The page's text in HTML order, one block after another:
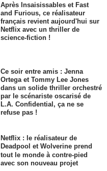
Après Insaisissables et Fast
and Furious, ce réalisateur
français revient aujourd'hui sur
Netflix avec un thriller de
science-fiction !
Ce soir entre amis : Jenna
Ortega et Tommy Lee Jones
dans un solide thriller orchestré
par le scénariste oscarisé de
L.A. Confidential, ça ne se
refuse pas !
Netflix : le réalisateur de
Deadpool et Wolverine prend
tout le monde à contre-pied
avec son nouveau projet